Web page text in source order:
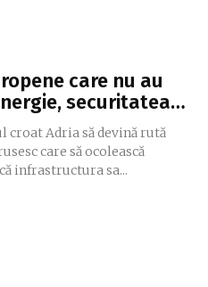
care nu au
securitatea…
croat Adria să devină rută
care să ocolească
infrastructura sa...